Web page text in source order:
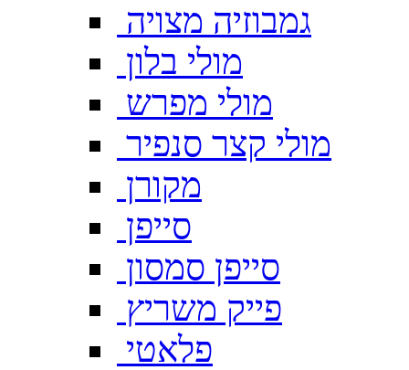
גמבוזיה מצויה
מולי בלון
מולי מפרש
מולי קצר סנפיר
מקורן
סייפן
סייפן סמסון
פייק משריץ
פלאטי